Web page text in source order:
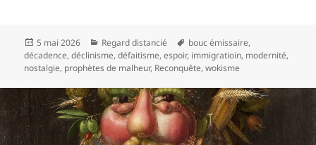
Publié
le
5 mai 2026 Catégories
Regard distancié
Mots-
clés
bouc émissaire,
décadence,déclinisme,défaitisme,espoir, immigratioin, modernité,
nostalgie, prophètes de malheur, Reconquête,wokisme